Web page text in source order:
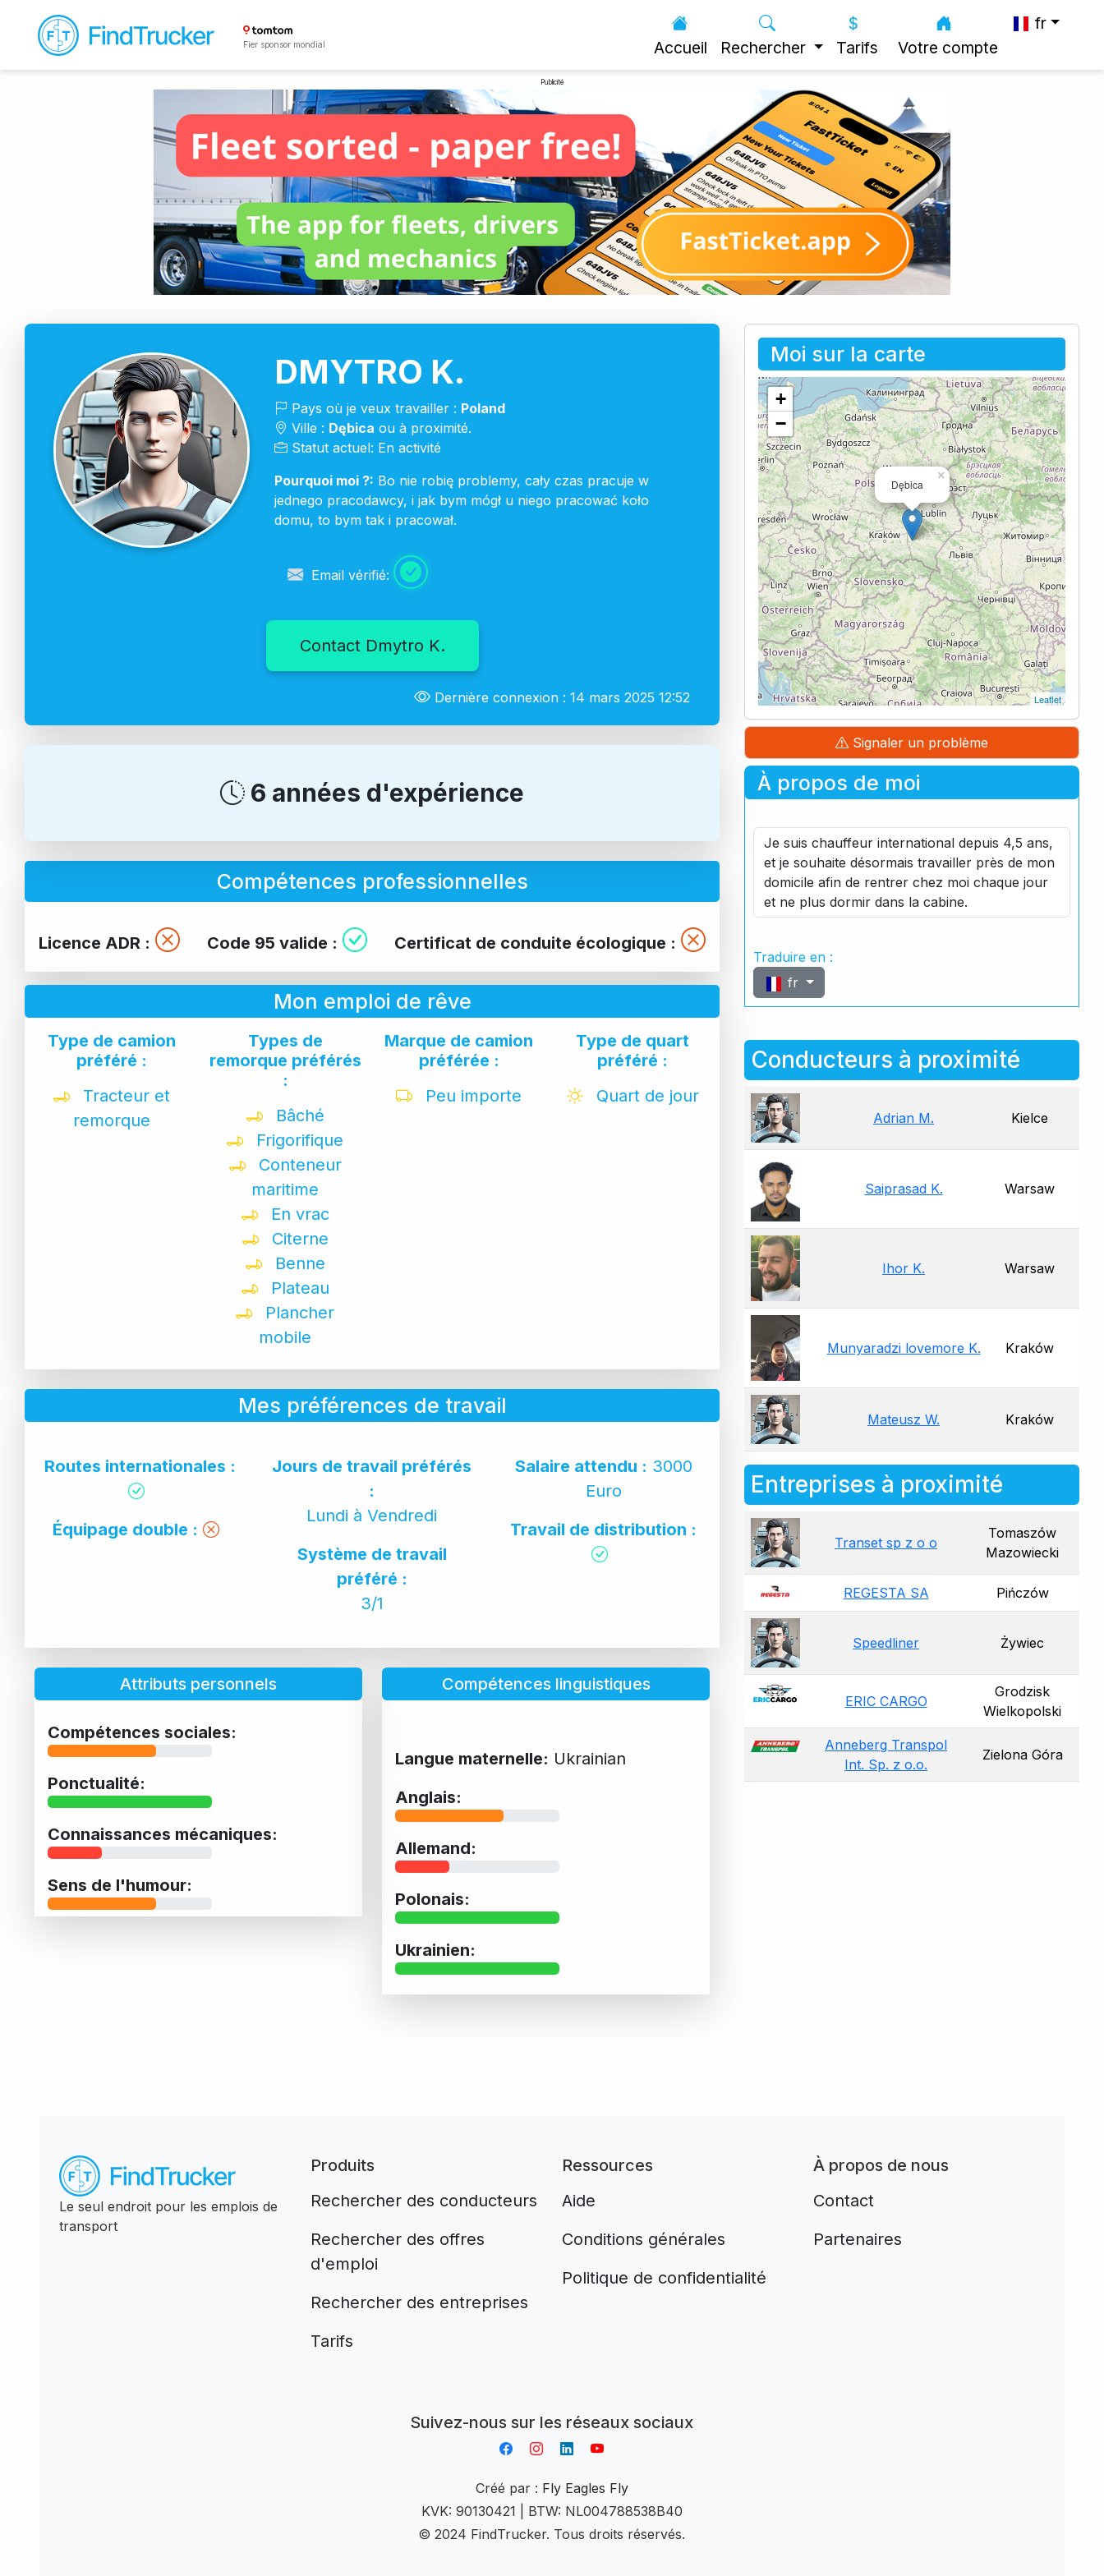
Fier sponsor mondial Accueil Rechercher Tarifs Votre compte
fr
Publicité
DMYTRO K.
Pays où je veux travailler : Poland
Ville : Dębica ou à proximité.
Statut actuel: En activité
Pourquoi moi ?: Bo nie robię problemy, cały czas pracuje w
jednego pracodawcy, i jak bym mógł u niego pracować koło
domu, to bym tak i pracował.
Email vérifié:
Contact Dmytro K.
Dernière connexion : 14 mars 2025 12:52
6 années d'expérience
Compétences professionnelles
Licence ADR : Code 95 valide : Certificat de conduite écologique :
Mon emploi de rêve
Type de camion
préféré :
Tracteur et
remorque
Types de
remorque préférés
:
Bâché
Frigorifique
Conteneur
maritime
En vrac
Citerne
Benne
Plateau
Plancher
mobile
Marque de camion
préférée :
Peu importe
Type de quart
préféré :
Quart de jour
Mes préférences de travail
Routes internationales :
Équipage double :
Jours de travail préférés
:
Lundi à Vendredi
Système de travail
préféré :
3/1
Salaire attendu : 3000
Euro
Travail de distribution :
Attributs personnels
Compétences sociales:
Ponctualité:
Connaissances mécaniques:
Sens de l'humour:
Compétences linguistiques
Langue maternelle: Ukrainian
Anglais:
Allemand:
Polonais:
Ukrainien:
Moi sur la carte
Dębica
×
+
−
Leaflet
Signaler un problème
À propos de moi
Je suis chauffeur international depuis 4,5 ans,
et je souhaite désormais travailler près de mon
domicile afin de rentrer chez moi chaque jour
et ne plus dormir dans la cabine.
Traduire en :
fr
Conducteurs à proximité
Adrian M. Kielce
Saiprasad K. Warsaw
Ihor K. Warsaw
Munyaradzi lovemore K. Kraków
Mateusz W. Kraków
Entreprises à proximité
Transet sp z o o
Tomaszów
Mazowiecki
REGESTA SA Pińczów
Speedliner Żywiec
ERIC CARGO
Grodzisk
Wielkopolski
Anneberg Transpol
Int. Sp. z o.o.
Zielona Góra
Le seul endroit pour les emplois de
transport
Produits
Rechercher des conducteurs
Rechercher des offres
d'emploi
Rechercher des entreprises
Tarifs
Ressources
Aide
Conditions générales
Politique de confidentialité
À propos de nous
Contact
Partenaires
Suivez-nous sur les réseaux sociaux
Créé par : Fly Eagles Fly
KVK: 90130421 | BTW: NL004788538B40
© 2024 FindTrucker. Tous droits réservés.